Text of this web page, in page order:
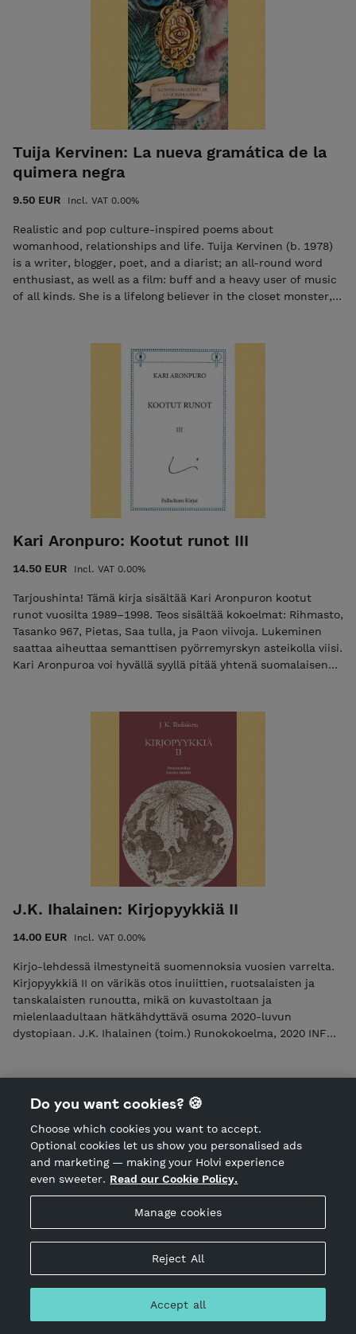
Tuija Kervinen: La nueva gramática de la
quimera negra
9.50 EUR Incl. VAT 0.00%
Realistic and pop culture-inspired poems about
womanhood, relationships and life. Tuija Kervinen (b. 1978)
is a writer, blogger, poet, and a diarist; an all-round word
enthusiast, as well as a film: buff and a heavy user of music
of all kinds. She is a lifelong believer in the closet monster,
collects books, vintage garments, and old costume jewelry,
and loves spaghetti with garlic and olive oil, a good bottle of
Barbaresco, and raspberries soaked overnight in rosewater
and limoncello. She lives with her husband in the
picturesque harnict of Siuro, Finland. Runokokoelma, 2022
KANSI: Tiina Rikala INFO: Poems in English, 82 sivua,
kovakantinen ISBN: 978-952-7256-41-1
Kari Aronpuro: Kootut runot III
14.50 EUR Incl. VAT 0.00%
Tarjoushinta! Tämä kirja sisältää Kari Aronpuron kootut
runot vuosilta 1989–1998. Teos sisältää kokoelmat: Rihmasto,
Tasanko 967, Pietas, Saa tulla, ja Paon viivoja. Lukeminen
saattaa aiheuttaa semanttisen pyörremyrskyn asteikolla viisi.
Kari Aronpuroa voi hyvällä syyllä pitää yhtenä suomalaisen
vuonna 1964. Aronpuro on tuotannossaan anarkistinen
kielellä leikittelijä. Hänen runoutensa raaka-aineeksi
kelpaavat yhtäläisesti niin murre, kirjakieli, alatyyliset
ilmaisut kuin tieteelliset termitkin. Kari Aronpuro on saanut
runsain mitoin tunnustusta pitkästä kirjoittajanurastaan, ja
hänen tuotantoaan on käännetty yli kymmenelle kielelle.
Runokokoelma, 2022 INFO: 416 sivua ISBN: 978-952-7256-35-
J.K. Ihalainen: Kirjopyykkiä II
14.00 EUR Incl. VAT 0.00%
Kirjo-lehdessä ilmestyneitä suomennoksia vuosien varrelta.
Kirjopyykkiä II on värikäs otos inuiittien, ruotsalaisten ja
tanskalaisten runoutta, mikä on kuvastoltaan ja
mielenlaadultaan hätkähdyttävä osuma 2020-luvun
dystopiaan. J.K. Ihalainen (toim.) Runokokoelma, 2020 INFO:
J.K. Ihalainen & Sándor Vály: Sytykkeitä
9.50 EUR
Do you want cookies? 🍪
Choose which cookies you want to accept.
Optional cookies let us show you personalised ads
and marketing — making your Holvi experience
even sweeter. Read our Cookie Policy.
Manage cookies
Reject All
Accept all